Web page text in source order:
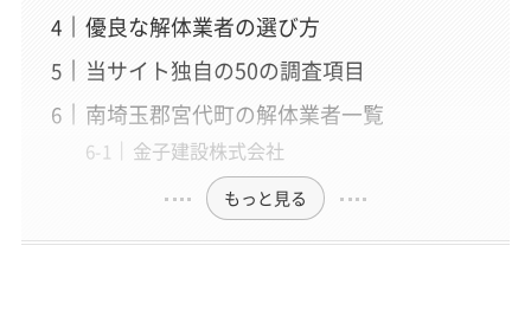
優良な解体業者の選び方
当サイト独自の50の調査項目
南埼玉郡宮代町の解体業者一覧
金子建設株式会社
もっと見る